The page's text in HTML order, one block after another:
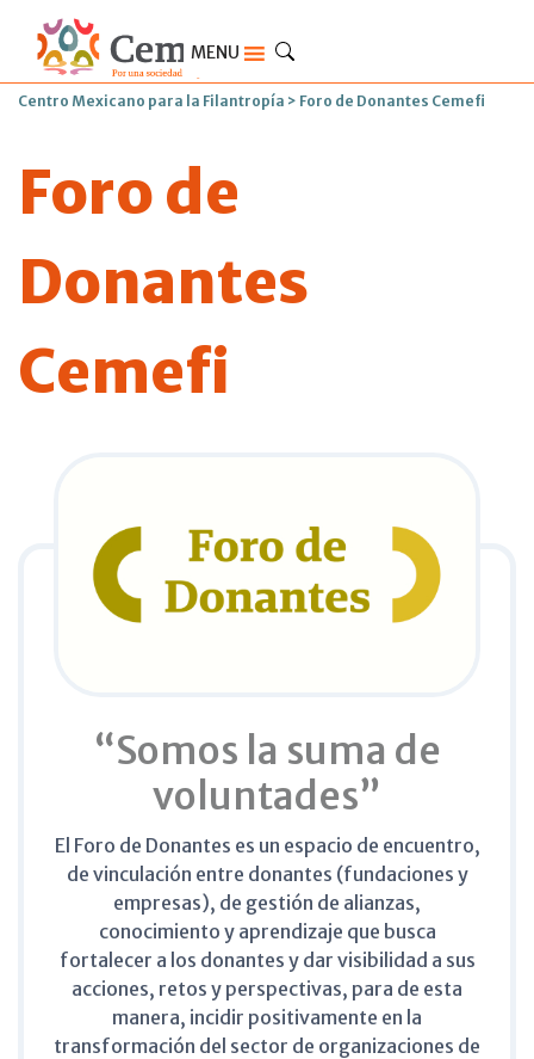
MENU
Centro Mexicano para la Filantropía > Foro de Donantes Cemefi
Foro de
Donantes
Cemefi
“Somos la suma de
voluntades”
El Foro de Donantes es un espacio de encuentro,
de vinculación entre donantes (fundaciones y
empresas), de gestión de alianzas,
conocimiento y aprendizaje que busca
fortalecer a los donantes y dar visibilidad a sus
acciones, retos y perspectivas, para de esta
manera, incidir positivamente en la
transformación del sector de organizaciones de